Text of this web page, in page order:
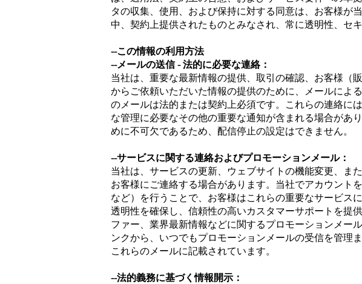
タの収集、使用、および保持に対する同意は、お客様が
中、契約上提供されたものとみなされ、常に透明性、セ
--この情報の利用方法
--メールの送信 - 法的に必要な連絡：
当社は、重要な最新情報の提供、取引の確認、お客様（
からご依頼いただいた情報の提供のために、メールによ
のメールは法的または契約上必須です。これらの連絡に
な管理に必要なその他の重要な通知が含まれる場合があ
めに不可欠であるため、配信停止の設定はできません。
--サービスに関する連絡およびプロモーションメール：
当社は、サービスの更新、ウェブサイトの機能変更、ま
お客様にご連絡する場合があります。当社でアカウント
など）を行うことで、お客様はこれらの重要なサービス
透明性を確保し、信頼性の高いカスタマーサポートを提
ファー、業界最新情報などに関するプロモーションメー
ンクから、いつでもプロモーションメールの受信を管理
これらのメールに記載されています。
--法的義務に基づく情報開示：